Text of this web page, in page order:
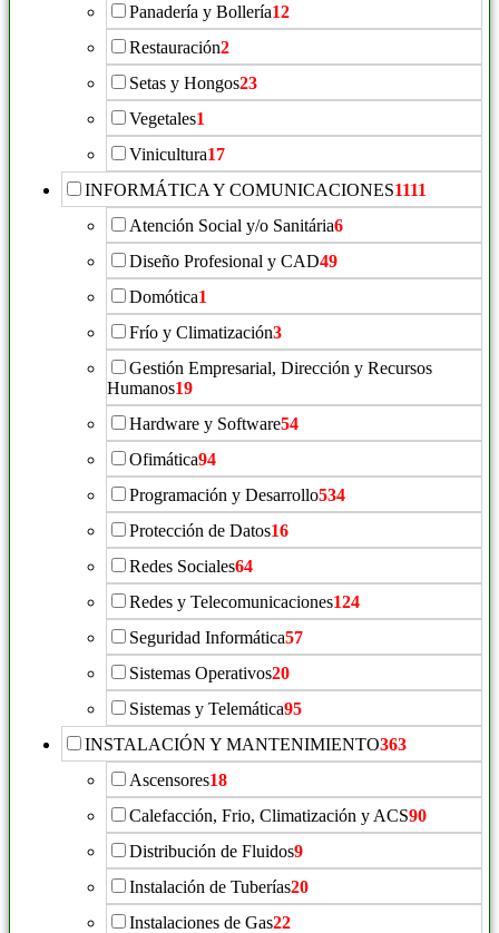
Panadería y Bollería12
Restauración2
Setas y Hongos23
Vegetales1
Vinicultura17
INFORMÁTICA Y COMUNICACIONES1111
Atención Social y/o Sanitária6
Diseño Profesional y CAD49
Domótica1
Frío y Climatización3
Gestión Empresarial, Dirección y Recursos
Humanos19
Hardware y Software54
Ofimática94
Programación y Desarrollo534
Protección de Datos16
Redes Sociales64
Redes y Telecomunicaciones124
Seguridad Informática57
Sistemas Operativos20
Sistemas y Telemática95
INSTALACIÓN Y MANTENIMIENTO363
Ascensores18
Calefacción, Frio, Climatización y ACS90
Distribución de Fluidos9
Instalación de Tuberías20
Instalaciones de Gas22